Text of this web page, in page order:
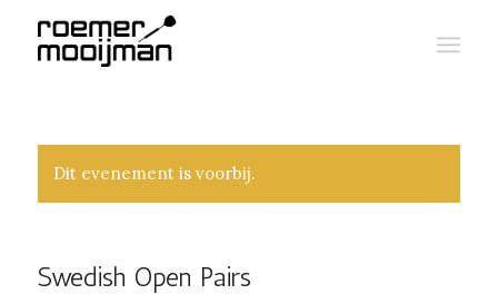
Dit evenement is voorbij.
Swedish Open Pairs